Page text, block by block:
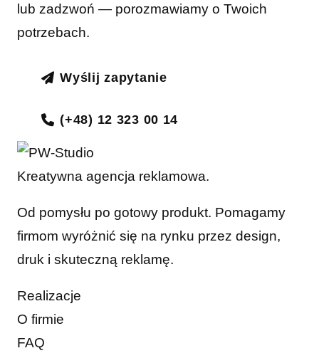
lub zadzwoń — porozmawiamy o Twoich
potrzebach.
Wyślij zapytanie
(+48) 12 323 00 14
Kreatywna agencja reklamowa.
Od pomysłu po gotowy produkt. Pomagamy
firmom wyróżnić się na rynku przez design,
druk i skuteczną reklamę.
Realizacje
O firmie
FAQ